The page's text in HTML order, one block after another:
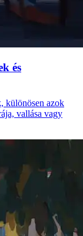
és
különösen azok
vallása vagy